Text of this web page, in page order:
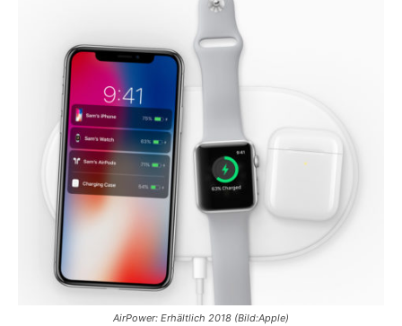
AirPower: Erhältlich 2018 (Bild:Apple)